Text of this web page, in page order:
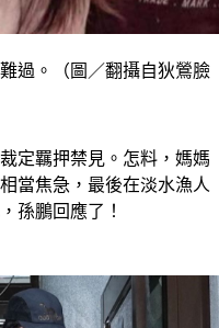
過。（圖／翻攝自狄鶯臉
定羈押禁見。怎料，媽媽
當焦急，最後在淡水漁人
孫鵬回應了！